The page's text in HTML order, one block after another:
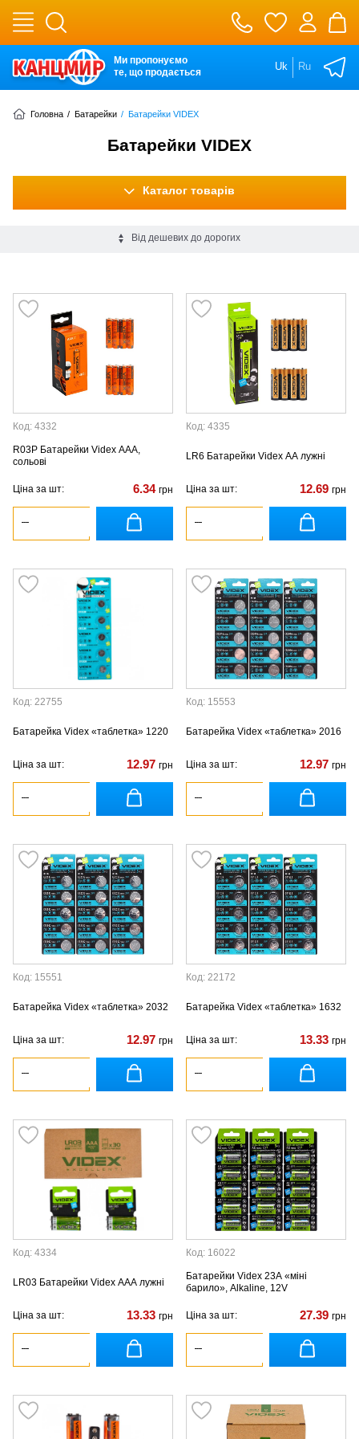
Ми пропонуємо
те, що продається
Uk Ru
Головна / Батарейки / Батарейки VIDEX
Батарейки VIDEX
Каталог товарів
Від дешевих до дорогих
Код: 4332
R03P Батарейки Videx AAA,
сольові
Ціна за шт: 6.34 грн
Код: 4335
LR6 Батарейки Videx AA лужні
Ціна за шт: 12.69 грн
Код: 22755
Батарейка Videx «таблетка» 1220
Ціна за шт: 12.97 грн
Код: 15553
Батарейка Videx «таблетка» 2016
Ціна за шт: 12.97 грн
Код: 15551
Батарейка Videx «таблетка» 2032
Ціна за шт: 12.97 грн
Код: 22172
Батарейка Videx «таблетка» 1632
Ціна за шт: 13.33 грн
Код: 4334
LR03 Батарейки Videx AAA лужні
Ціна за шт: 13.33 грн
Код: 16022
Батарейки Videx 23A «міні
барило», Alkaline, 12V
Ціна за шт: 27.39 грн